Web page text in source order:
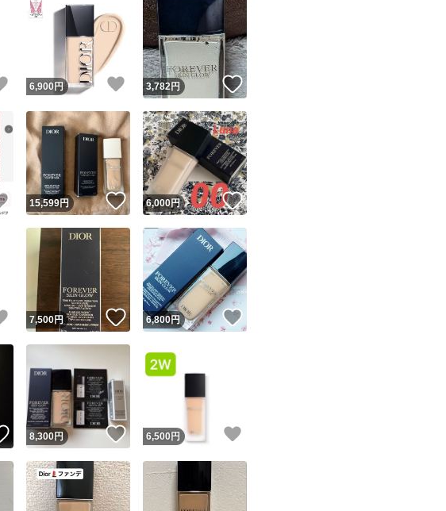
いいね！
6,900 円 いいね！
3,782円 いいね！
いいね！
15,599円 いいね！
6,000円 いいね！
いいね！
7,500円 いいね！
6,800円
いいね！
8,300円 いいね！
6,500 円